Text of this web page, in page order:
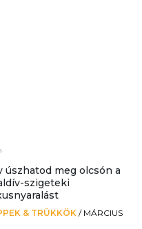
úszhatod meg olcsón a
szigeteki
& TRÜKKÖK / MÁRCIUS